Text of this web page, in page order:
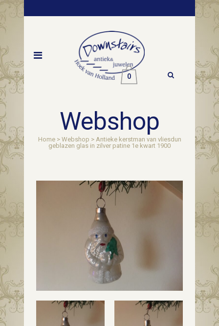
0
Webshop
Home> Webshop > Antieke kerstman van vliesdun
geblazen glas in zilver patine 1e kwart 1900